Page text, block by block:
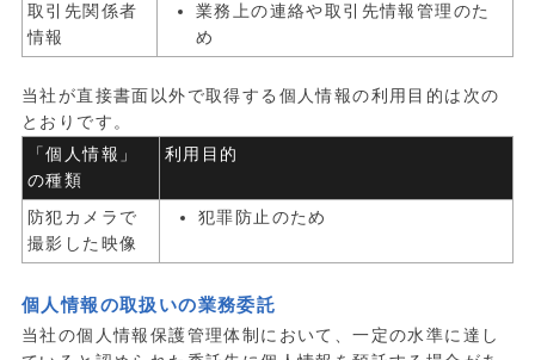
取引先関係者
情報
業務上の連絡や取引先情報管理のた
め
当社が直接書面以外で取得する個人情報の利用目的は次の
とおりです。
「個人情報」
の種類
利用目的
防犯カメラで
撮影した映像
犯罪防止のため
個人情報の取扱いの業務委託
当社の個人情報保護管理体制において、一定の水準に達し